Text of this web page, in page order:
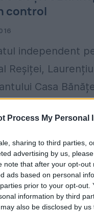
Process My Personal
sharing to third parties,
advertising by us,
note that after your opt-
ads based on personal
prior to your opt-
information by third
also be disclosed by
control
independent
Reșiței,
Casa
antifraud. Alături